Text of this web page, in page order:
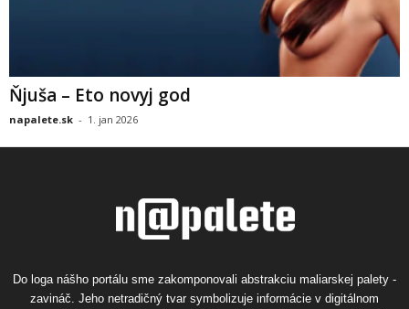
Ňjuša – Eto novyj god
napalete.sk - 1. jan 2026
Do loga nášho portálu sme zakomponovali abstrakciu maliarskej palety -
zavináč. Jeho netradičný tvar symbolizuje informácie v digitálnom